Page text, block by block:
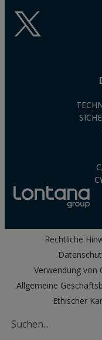
Rechtliche
Verwendung von
Allgemeine
Ethischer